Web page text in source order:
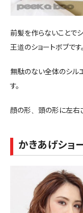
前髪を作らないことで
王道のショートボブです。
無駄のない全体のシル
す。
顔の形、頭の形に左右
かきあげショ